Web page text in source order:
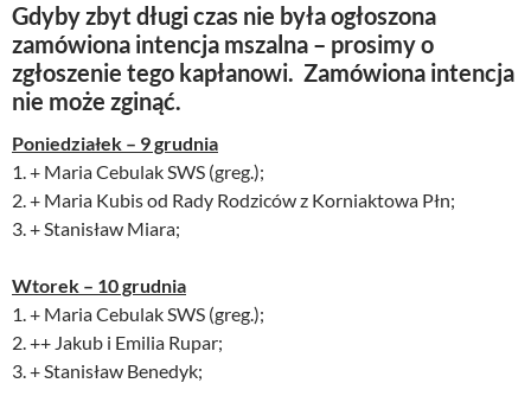
Gdyby zbyt długi czas nie była ogłoszona
zamówiona intencja mszalna – prosimy o
zgłoszenie tego kapłanowi. Zamówiona intencja
nie może zginąć.
Poniedziałek – 9 grudnia
1. + Maria Cebulak SWS (greg.);
2. + Maria Kubis od Rady Rodziców z Korniaktowa Płn;
3. + Stanisław Miara;
Wtorek – 10 grudnia
1. + Maria Cebulak SWS (greg.);
2. ++ Jakub i Emilia Rupar;
3. + Stanisław Benedyk;